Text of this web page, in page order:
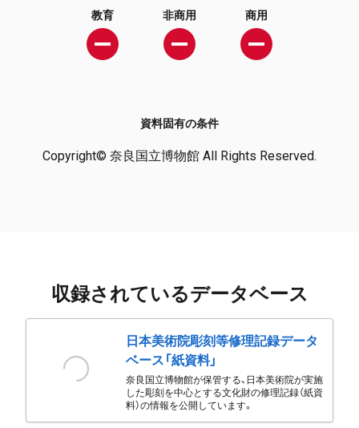
教育 非商用 商用
資料固有の条件
Copyright© 奈良国立博物館 All Rights Reserved.
収録されているデータベース
日本美術院彫刻等修理記録データ
ベース「紙資料」
奈良国立博物館が保管する、日本美術院が実施
した彫刻を中心とする文化財の修理記録（紙資
料）の情報を公開しています。